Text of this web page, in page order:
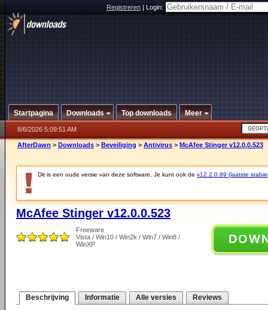
Registreren|Login:
Startpagina Downloads Top downloads Meer
8/6/2026 5:09:51 AM
AfterDawn > Downloads > Beveiliging > Antivirus > McAfee Stinger v12.0.0.523
Dit is een oude versie van deze software. Je kunt ook de v12.2.0.89 (laatste
McAfee Stinger v12.0.0.523
Freeware
Vista / Win10 / Win2k / Win7 / Win8 /
WinXP
Beschrijving Informatie Alle versies Reviews